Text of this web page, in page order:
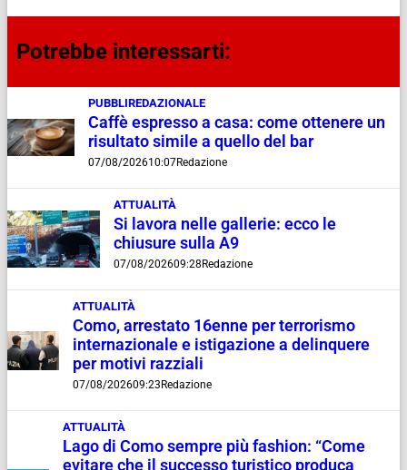
Potrebbe interessarti:
PUBBLIREDAZIONALE
Caffè espresso a casa: come ottenere un
risultato simile a quello del bar
07/08/202610:07Redazione
ATTUALITÀ
Si lavora nelle gallerie: ecco le
chiusure sulla A9
07/08/202609:28 Redazione
ATTUALITÀ
Como, arrestato 16enne per terrorismo
internazionale e istigazione a delinquere
per motivi razziali
07/08/202609:23 Redazione
ATTUALITÀ
Lago di Como sempre più fashion: “Come
evitare che il successo turistico produca